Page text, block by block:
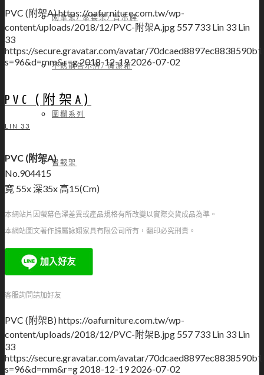
雨傘架/ 傘套架/ 告示牌
不銹鋼告示牌/ 清潔箱
圍欄系列
書報架
PVC (附架A)https://oafurniture.com.tw/wp-
content/uploads/2018/12/PVC-附架A.jpg 557 733 Lin 33 Lin
33
https://secure.gravatar.com/avatar/
s=96&d=mm&r=g2018-12-19 2026-07-02
PVC (附架A)
LIN 33
PVC (附架A)
No.904415
寬 55x 深35x 高15(Cm)
本網站片因螢幕色澤差異或產品規格有所改變以實際交貨成品為準。
本網站圖文著作歸屬詠翊家具有限公司所有，翻印必究刑責。
客服詢問請加好友
PVC (附架B) https://oafurniture.com.tw/wp-
content/uploads/2018/12/PVC-附架B.jpg 557 733 Lin 33 Lin
33
https://secure.gravatar.com/avatar/
s=96&d=mm&r=g 2018-12-19 2026-07-02